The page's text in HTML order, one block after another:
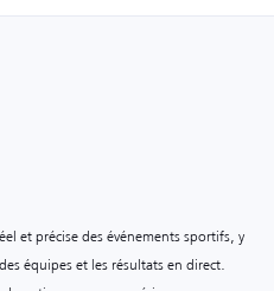
et précise des événements sportifs, y
équipes et les résultats en direct.